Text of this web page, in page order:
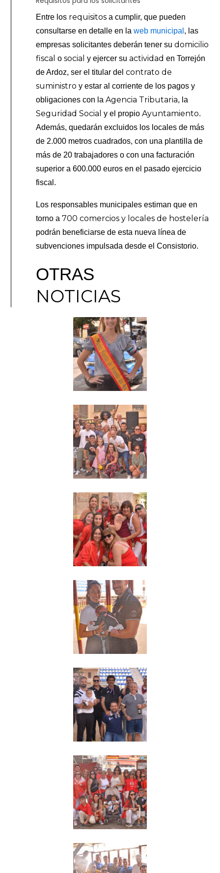
Entre los requisitos a cumplir, que pueden
consultarse en detalle en laweb municipal , las
empresas solicitantes deberán tener sudomicilio
fiscal osocial y ejercer suactividad en Torrejón
de Ardoz, ser el titular delcontrato de
suministro y estar al corriente de los pagos y
obligaciones con laAgencia Tributaria, la
Seguridad Social y el propioAyuntamiento.
Además, quedarán excluidos los locales de más
de 2.000 metros cuadrados, con una plantilla de
más de 20 trabajadores o con una facturación
superior a 600.000 euros en el pasado ejercicio
fiscal.
Los responsables municipales estiman que en
torno a 700 comercios y locales de hostelería
podrán beneficiarse de esta nueva línea de
subvenciones impulsada desde el Consistorio.
OTRAS
NOTICIAS